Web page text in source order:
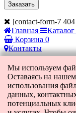
[contact-form-7
Главная
Каталог
Корзина 0
Контакты
Мы используем
Оставаясь на
использования
данных,
потенциальных